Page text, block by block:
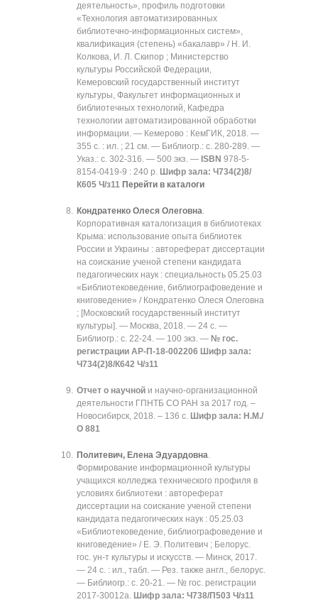
деятельность», профиль подготовки
«Технология автоматизированных
библиотечно-информационных систем»,
квалификация (степень) «бакалавр» / Н. И.
Колкова, И. Л. Скипор ; Министерство
культуры Российской Федерации,
Кемеровский государственный институт
культуры, Факультет информационных и
библиотечных технологий, Кафедра
технологии автоматизированной обработки
информации. — Кемерово : КемГИК, 2018. —
355 с. : ил. ; 21 см. — Библиогр.: с. 280-289. —
Указ.: с. 302-316. — 500 экз. — ISBN 978-5-
8154-0419-9 : 240 р. Шифр зала: Ч734(2)8/
К605 Ч/з11 Перейти в каталоги
Кондратенко Олеся Олеговна.
Корпоративная каталогизация в библиотеках
Крыма: использование опыта библиотек
России и Украины : автореферат диссертации
на соискание ученой степени кандидата
педагогических наук : специальность 05.25.03
«Библиотековедение, библиографоведение и
книговедение» / Кондратенко Олеся Олеговна
; [Московский государственный институт
культуры]. — Москва, 2018. — 24 с. —
Библиогр.: с. 22-24. — 100 экз. — № гос.
регистрации АР-П-18-002206 Шифр зала:
Ч734(2)8/К642 Ч/з11
Отчет о научной и научно-организационной
деятельности ГПНТБ СО РАН за 2017 год. –
Новосибирск, 2018. – 136 с. Шифр зала: Н.М./
О 881
Политевич, Елена Эдуардовна.
Формирование информационной культуры
учащихся колледжа технического профиля в
условиях библиотеки : автореферат
диссертации на соискание ученой степени
кандидата педагогических наук : 05.25.03
«Библиотековедение, библиографоведение и
книговедение» / Е. Э. Политевич ; Белорус.
гос. ун-т культуры и искусств. — Минск, 2017.
— 24 с. : ил., табл. — Рез. также англ., белорус.
— Библиогр.: с. 20-21. — № гос. регистрации
2017-30012а. Шифр зала: Ч738/П503 Ч/з11